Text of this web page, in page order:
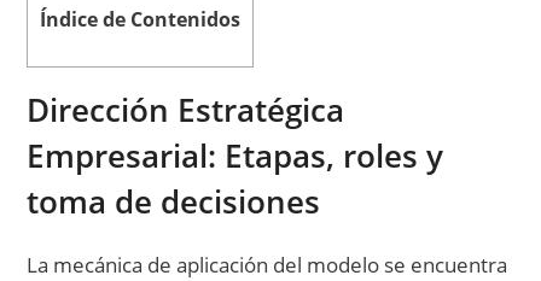
Índice de Contenidos
Dirección Estratégica
Empresarial: Etapas, roles y
toma de decisiones
La mecánica de aplicación del modelo se encuentra